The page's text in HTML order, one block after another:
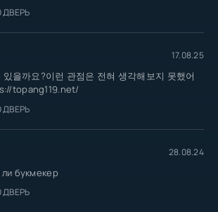
17.08.25
을까요?이런 관점은 전혀 생각해보지 못했어
topang119.net/
28.08.24
букмекер